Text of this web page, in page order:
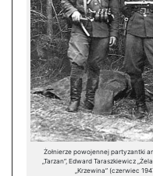
Żołnierze powojennej partyzantki
„Tarzan”, Edward Taraszkiewicz
„Krzewina” (czerwiec